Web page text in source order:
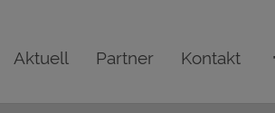
Aktuell Partner Kontakt